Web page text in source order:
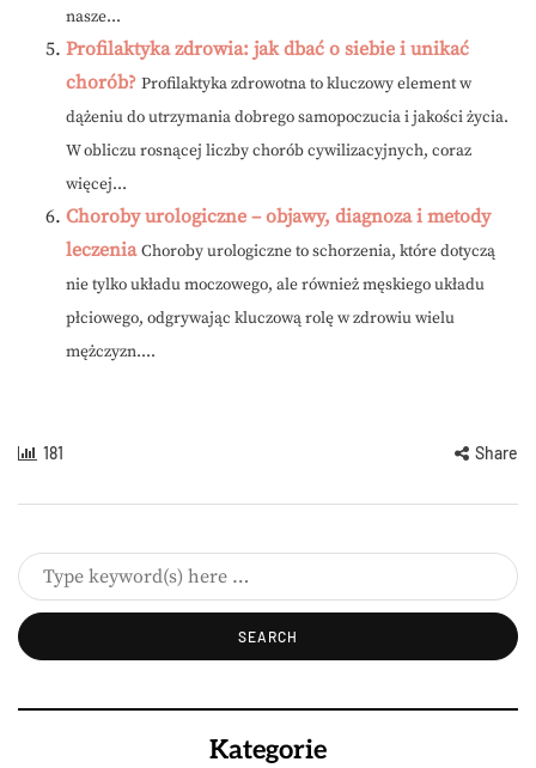
nasze...
Profilaktyka zdrowia: jak dbać o siebie i unikać
chorób? Profilaktyka zdrowotna to kluczowy element w
dążeniu do utrzymania dobrego samopoczucia i jakości życia.
W obliczu rosnącej liczby chorób cywilizacyjnych, coraz
więcej...
Choroby urologiczne – objawy, diagnoza i metody
leczenia Choroby urologiczne to schorzenia, które dotyczą
nie tylko układu moczowego, ale również męskiego układu
płciowego, odgrywając kluczową rolę w zdrowiu wielu
mężczyzn....
181 Share
Kategorie